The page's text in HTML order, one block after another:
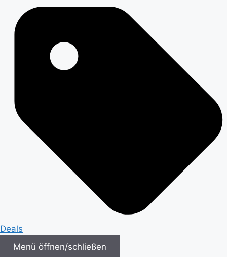
Deals
Menü öffnen/schließen